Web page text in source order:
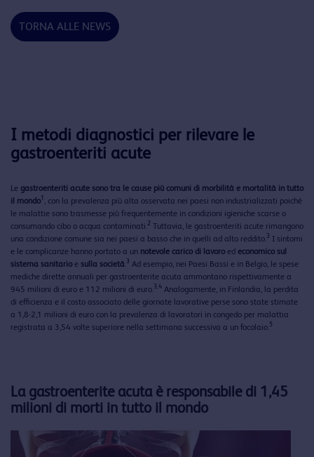
TORNA ALLE NEWS
I metodi diagnostici per rilevare le
gastroenteriti acute
Le gastroenteriti acute sono tra le cause più comuni di morbilità e mortalità in tutto
il mondo1
, con la prevalenza più alta osservata nei paesi non industrializzati poiché
le malattie sono trasmesse più frequentemente in condizioni igieniche scarse o
consumando cibo o acqua contaminati. 2 Tuttavia, le gastroenteriti acute rimangono
una condizione comune sia nei paesi a basso che in quelli ad alto reddito. 3 I sintomi
e le complicanze hanno portato a un notevole carico di lavoro ed economico sul
sistema sanitario e sulla società 3 Ad esempio, nei Paesi Bassi e in Belgio, le spese
mediche dirette annuali per gastroenterite acuta ammontano rispettivamente a
945 milioni di euro e 112 milioni di euro. 3,4 Analogamente, in Finlandia, la perdita
di efficienza e il costo associato delle giornate lavorative perse sono state stimate
a 1,8-2,1 milioni di euro con la prevalenza di lavoratori in congedo per malattia
registrata a 3,54 volte superiore nella settimana successiva a un focolaio. 5
La gastroenterite acuta è responsabile di 1,45
milioni di morti in tutto il mondo